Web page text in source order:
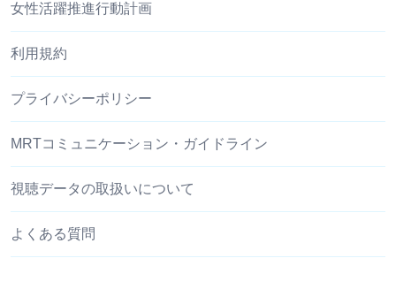
女性活躍推進行動計画
利用規約
プライバシーポリシー
MRTコミュニケーション・ガイドライン
視聴データの取扱いについて
よくある質問